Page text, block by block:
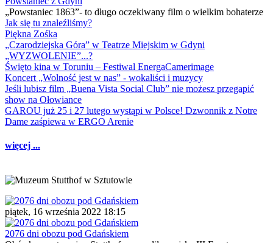
„Powstaniec 1863”- to długo oczekiwany film o wielkim bohaterze
Jak się tu znaleźliśmy?
Piękna Zośka
„Czarodziejska Góra” w Teatrze Miejskim w Gdyni
„WYZWOLENIE”...?
Święto kina w Toruniu – Festiwal EnergaCamerimage
Koncert „Wolność jest w nas” - wokaliści i muzycy
Jeśli lubisz film „Buena Vista Social Club” nie możesz przegapić
show na Ołowiance
GAROU już 25 i 27 lutego wystąpi w Polsce! Dzwonnik z Notre
Dame zaśpiewa w ERGO Arenie
więcej ...
piątek, 16 września 2022 18:15
2076 dni obozu pod Gdańskiem